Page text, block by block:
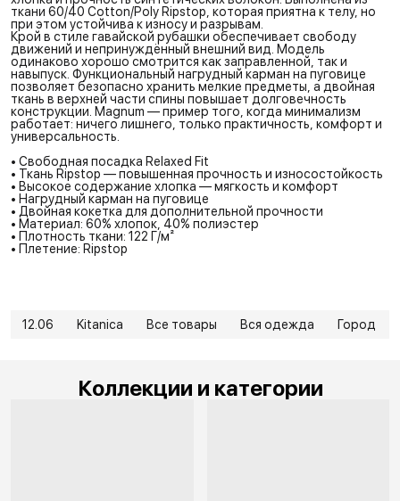
ткани 60/40 Cotton/Poly Ripstop, которая приятна к телу, но
при этом устойчива к износу и разрывам.
Крой в стиле гавайской рубашки обеспечивает свободу
движений и непринуждённый внешний вид. Модель
одинаково хорошо смотрится как заправленной, так и
навыпуск. Функциональный нагрудный карман на пуговице
позволяет безопасно хранить мелкие предметы, а двойная
ткань в верхней части спины повышает долговечность
конструкции. Magnum — пример того, когда минимализм
работает: ничего лишнего, только практичность, комфорт и
универсальность.
• Свободная посадка Relaxed Fit
• Ткань Ripstop — повышенная прочность и износостойкость
• Высокое содержание хлопка — мягкость и комфорт
• Нагрудный карман на пуговице
• Двойная кокетка для дополнительной прочности
• Материал: 60% хлопок, 40% полиэстер
• Плотность ткани: 122 Г/м²
• Плетение: Ripstop
12.06 Kitanica Все товары Вся одежда Город
Коллекции и категории